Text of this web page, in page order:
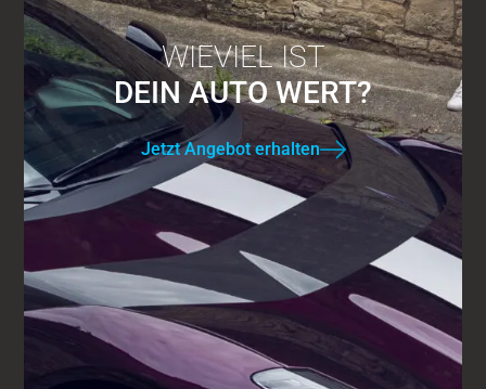
WIEVIEL IST
DEIN AUTO WERT?
Jetzt Angebot erhalten